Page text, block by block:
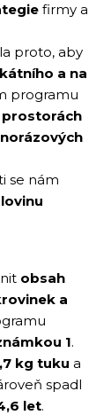
firmy a
proto, aby
a na
programu
se nám
obsah
a
1.
kg tuku a
spadl
let.